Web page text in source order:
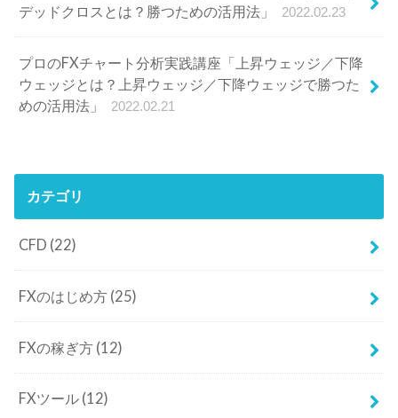
デッドクロスとは？勝つための活用法」
2022.02.23
プロのFXチャート分析実践講座「上昇ウェッジ／下降
ウェッジとは？上昇ウェッジ／下降ウェッジで勝つた
めの活用法」
2022.02.21
カテゴリ
CFD (22)
FXのはじめ方 (25)
FXの稼ぎ方 (12)
FXツール (12)